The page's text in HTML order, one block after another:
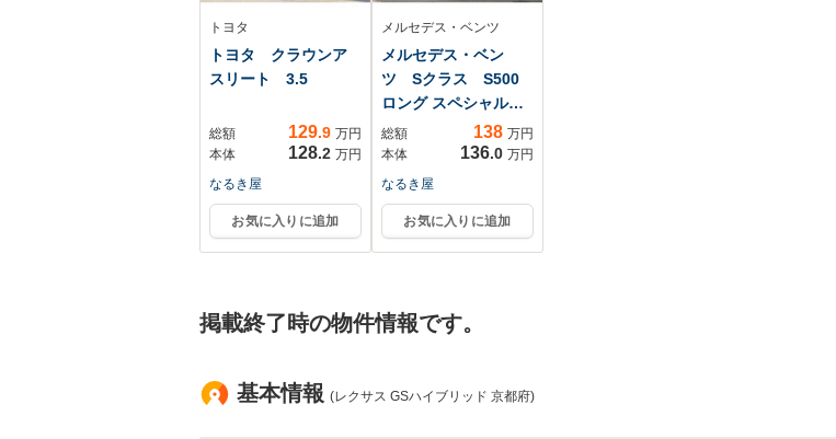
トヨタ
トヨタ クラウンア
スリート 3.5
総額 129.9 万円
本体
128.2 万円
なるき屋
お気に入りに追加
メルセデス・ベンツ
メルセデス・ベン
ツ Sクラス S500
ロング スペシャルエ
ディ...
総額 138 万円
本体
136.0 万円
なるき屋
お気に入りに追加
掲載終了時の物件情報です。
基本情報 (レクサス GSハイブリッド 京都府)